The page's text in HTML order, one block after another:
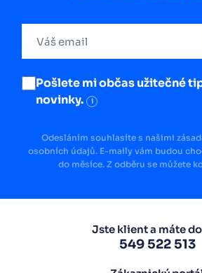
Pošlete mi občas užitečné
novinky.
i
Odesláním souhlasíte s našimi
osobních údajů. E-maily vám budou
do měsíce. Z odběru se můžete
Jste klient a máte
549 522 513